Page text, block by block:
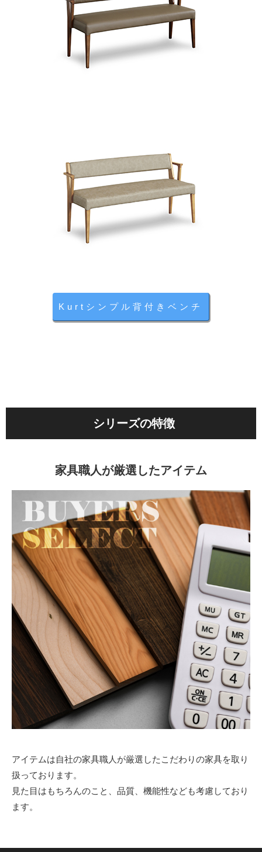
Kurtシンプル背付きベンチ
シリーズの特徴
家具職人が厳選したアイテム
アイテムは自社の家具職人が厳選したこだわりの家具を取り
扱っております。
見た目はもちろんのこと、品質、機能性なども考慮しており
ます。